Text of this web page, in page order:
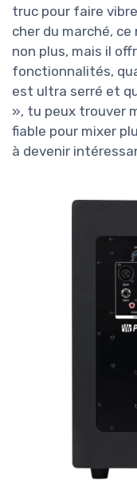
truc pour faire
cher du marché, ce
non plus, mais il
fonctionnalités,
est ultra serré et
», tu peux trouver
fiable pour mixer
à devenir